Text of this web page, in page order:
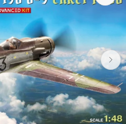
Otwórz
media
1
w
widoku
galerii